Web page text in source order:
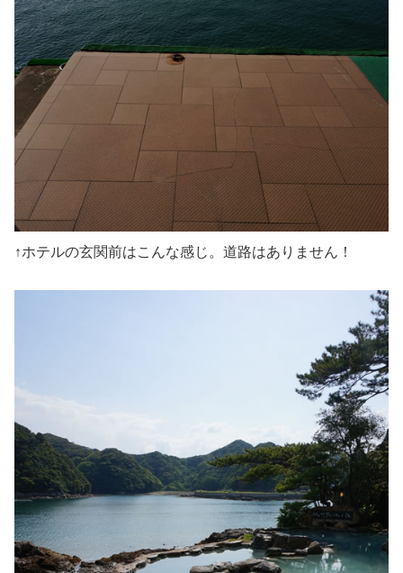
↑ホテルの玄関前はこんな感じ。道路はありません！